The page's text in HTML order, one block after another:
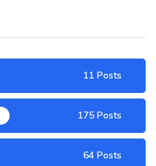
11 Posts
175 Posts
64 Posts